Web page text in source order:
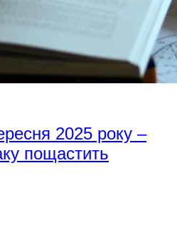
2025 року –
пощастить